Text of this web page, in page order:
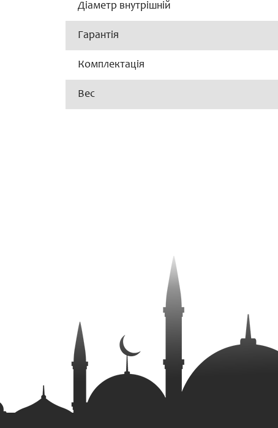
Діаметр внутрішній
Гарантія
Комплектація
Вес